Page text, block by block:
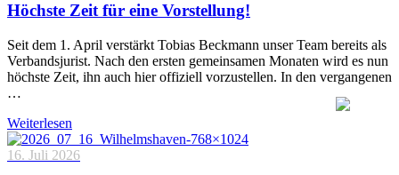
Höchste Zeit für eine Vorstellung!
Seit dem 1. April verstärkt Tobias Beckmann unser Team bereits als
Verbandsjurist. Nach den ersten gemeinsamen Monaten wird es nun
höchste Zeit, ihn auch hier offiziell vorzustellen. In den vergangenen
…
Weiterlesen
16. Juli 2026